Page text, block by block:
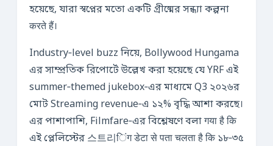
হয়েছে, যারা স্বপ্নের মতো একটি গ্রীষ্মের সন্ধ্যা কল্পনা
करते हैं।
Industry‑level buzz নিয়ে, Bollywood Hungama
এর সাম্প্রতিক রিপোর্টে উল্লেখ করা হয়েছে যে YRF এই
summer‑themed jukebox‑এর মাধ্যমে Q3 ২০২৬র
মোট Streaming revenue‑এ ১২% বৃদ্ধি আশা করছে।
এর পাশাপাশি, Filmfare‑এর বিশ্লেষণে বলা गया है कि
এই প্লেলিস্টের 스트리िंग डेटा से पता चलता है कि ১৮‑৩৫